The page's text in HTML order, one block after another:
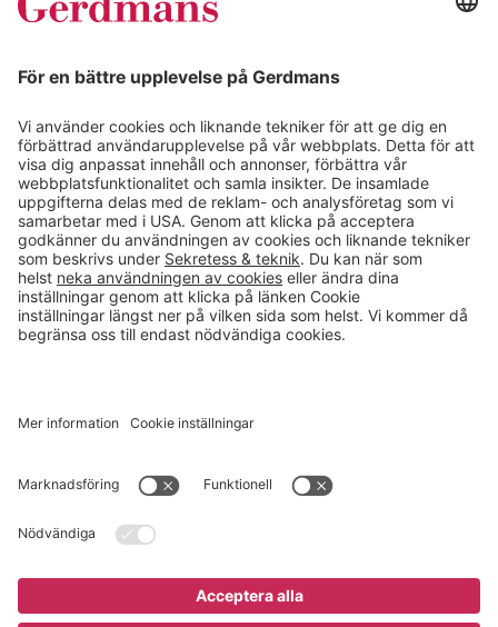
Kundcase
Läsvärt
Kontakt
info@gerdmans.se
0433-740 80
Kundservice öppettider
Vardagar 07.30-17.00
© 2026 Gerdmans Inredningar AB Alla priser är exklusive moms.
Cookie inställningar